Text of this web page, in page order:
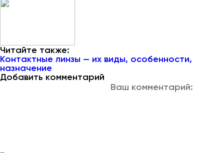
Читайте также:
Контактные линзы — их виды, особенности,
назначение
Добавить комментарий